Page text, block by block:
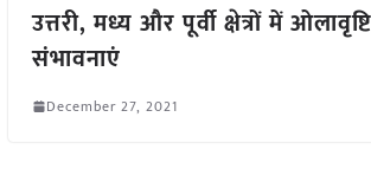
उत्तरी, मध्य और पूर्वी क्षेत्रों में
संभावनाएं
December 27, 2021